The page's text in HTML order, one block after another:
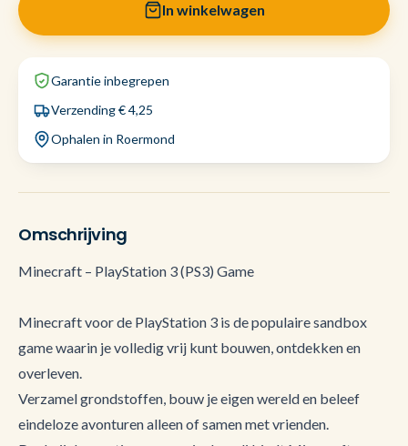
In winkelwagen
Garantie inbegrepen
Verzending € 4,25
Ophalen in Roermond
Omschrijving
Minecraft – PlayStation 3 (PS3) Game
Minecraft voor de PlayStation 3 is de populaire sandbox
game waarin je volledig vrij kunt bouwen, ontdekken en
overleven.
Verzamel grondstoffen, bouw je eigen wereld en beleef
eindeloze avonturen alleen of samen met vrienden.